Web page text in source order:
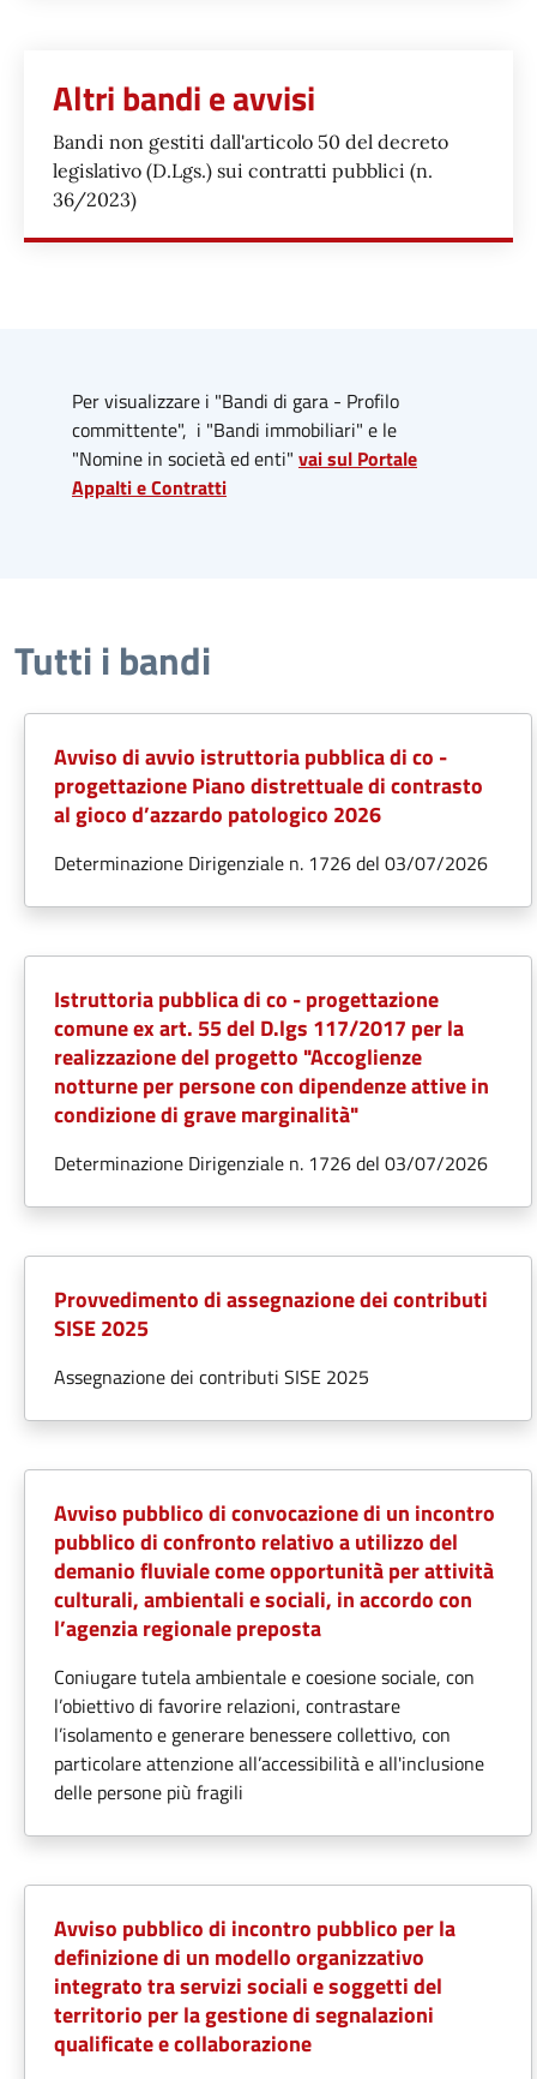
Altri bandi e avvisi
Bandi non gestiti dall'articolo 50 del decreto
legislativo (D.Lgs.) sui contratti pubblici (n.
36/2023)
Per visualizzare i "Bandi di gara - Profilo
committente", i "Bandi immobiliari" e le
"Nomine in società ed enti" vai sul Portale
Appalti e Contratti
Tutti i bandi
Avviso di avvio istruttoria pubblica di co -
progettazione Piano distrettuale di contrasto
al gioco d’azzardo patologico 2026
Determinazione Dirigenziale n. 1726 del 03/07/2026
Istruttoria pubblica di co - progettazione
comune ex art. 55 del D.lgs 117/2017 per la
realizzazione del progetto "Accoglienze
notturne per persone con dipendenze attive in
condizione di grave marginalità"
Determinazione Dirigenziale n. 1726 del 03/07/2026
Provvedimento di assegnazione dei contributi
SISE 2025
Assegnazione dei contributi SISE 2025
Avviso pubblico di convocazione di un incontro
pubblico di confronto relativo a utilizzo del
demanio fluviale come opportunità per attività
culturali, ambientali e sociali, in accordo con
l’agenzia regionale preposta
Coniugare tutela ambientale e coesione sociale, con
l’obiettivo di favorire relazioni, contrastare
l’isolamento e generare benessere collettivo, con
particolare attenzione all’accessibilità e all'inclusione
delle persone più fragili
Avviso pubblico di incontro pubblico per la
definizione di un modello organizzativo
integrato tra servizi sociali e soggetti del
territorio per la gestione di segnalazioni
qualificate e collaborazione